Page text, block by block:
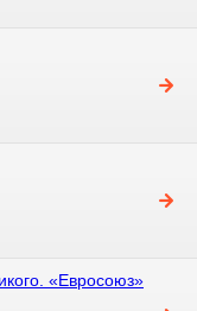
«Евросоюз»